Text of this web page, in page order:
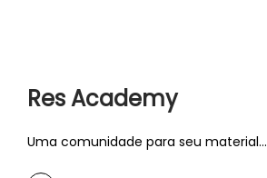
Res Academy
Uma comunidade para seu material...